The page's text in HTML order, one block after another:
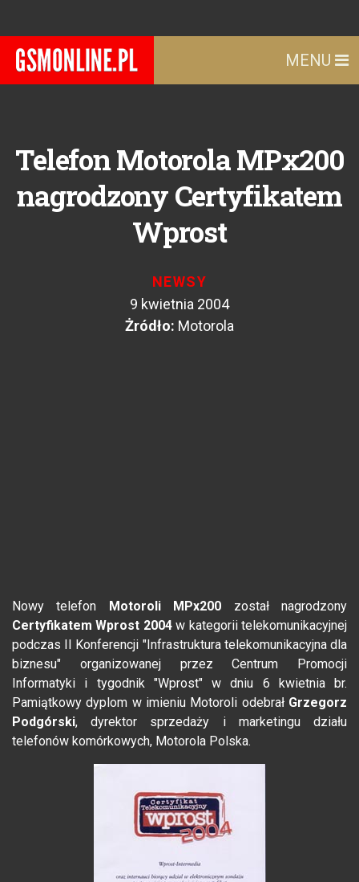
MENU
Telefon Motorola MPx200
nagrodzony Certyfikatem
Wprost
NEWSY
9 kwietnia 2004
Żródło: Motorola
Nowy telefon Motoroli MPx200 został nagrodzony
Certyfikatem Wprost 2004w kategorii telekomunikacyjnej
podczas II Konferencji "Infrastruktura telekomunikacyjna dla
biznesu" organizowanej przez Centrum Promocji
Informatyki i tygodnik "Wprost" w dniu 6 kwietnia br.
Pamiątkowy dyplom w imieniu Motoroli odebrał Grzegorz
Podgórski, dyrektor sprzedaży i marketingu działu
telefonów komórkowych, Motorola Polska.